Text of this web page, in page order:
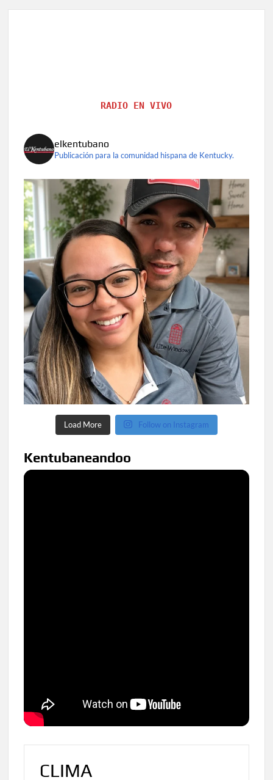
RADIO EN VIVO
elkentubano
Publicación para la comunidad hispana de Kentucky.
Load More Follow on Instagram
Kentubaneandoo
CLIMA